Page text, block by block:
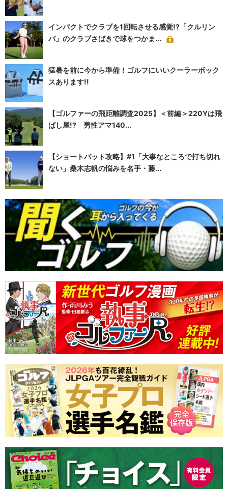
インパクトでクラブを1回転させる感覚!?「クルリン
パ」のクラブさばきで球をつかま...
猛暑を前に今から準備！ゴルフにいいクーラーボック
スあります!!
【ゴルファーの飛距離調査2025】＜前編＞220Yは飛
ばし屋!? 男性アマ140...
【ショートパット攻略】#1「大事なところで打ち切れ
ない」桑木志帆の悩みを名手・藤...